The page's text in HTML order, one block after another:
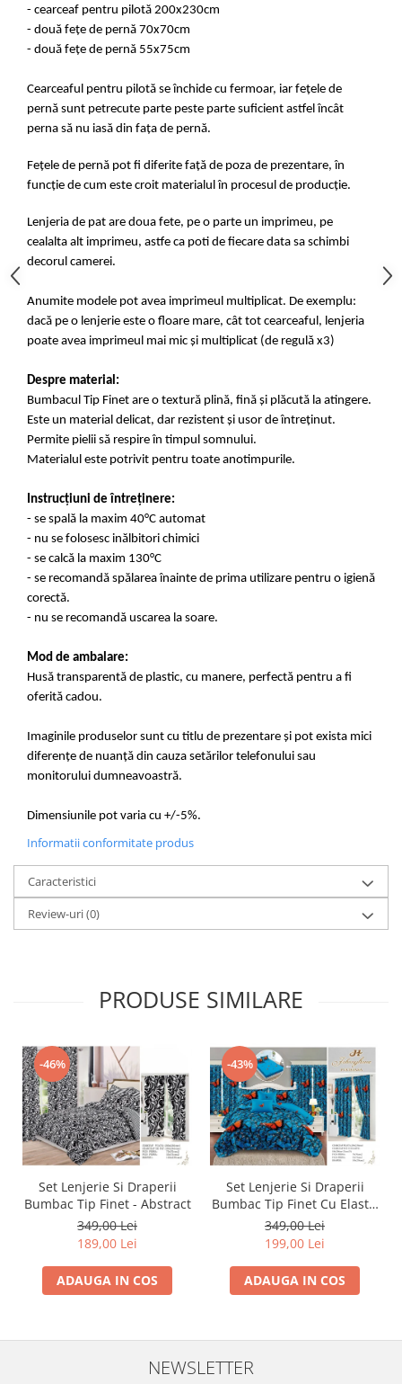
- cearceaf pentru pilotă 200x230cm
- două fețe de pernă 70x70cm
- două fețe de pernă 55x75cm
Cearceaful pentru pilotă se închide cu fermoar, iar fețele de
pernă sunt petrecute parte peste parte suficient astfel încât
perna să nu iasă din fața de pernă.
Fețele de pernă pot fi diferite față de poza de prezentare, în
funcție de cum este croit materialul în procesul de producție.
Lenjeria de pat are doua fete, pe o parte un imprimeu, pe
cealalta alt imprimeu, astfe ca poti de fiecare data sa schimbi
decorul camerei.
Anumite modele pot avea imprimeul multiplicat. De exemplu:
dacă pe o lenjerie este o floare mare, cât tot cearceaful, lenjeria
poate avea imprimeul mai mic și multiplicat (de regulă x3)
Despre material:
Bumbacul Tip Finet are o textură plină, fină și plăcută la atingere.
Este un material delicat, dar rezistent și usor de întreținut.
Permite pielii să respire în timpul somnului.
Materialul este potrivit pentru toate anotimpurile.
Instrucțiuni de întreținere:
- se spală la maxim 40°C automat
- nu se folosesc inălbitori chimici
- se calcă la maxim 130°C
- se recomandă spălarea înainte de prima utilizare pentru o igienă
corectă.
- nu se recomandă uscarea la soare.
Mod de ambalare:
Husă transparentă de plastic, cu manere, perfectă pentru a fi
oferită cadou.
Imaginile produselor sunt cu titlu de prezentare și pot exista mici
diferențe de nuanță din cauza setărilor telefonului sau
monitorului dumneavoastră.
Dimensiunile pot varia cu +/-5%.
Informatii conformitate produs
Caracteristici
Review-uri(0)
PRODUSE SIMILARE
-46%
Set Lenjerie Si Draperii
Bumbac Tip Finet - Abstract
349,00 Lei
189,00 Lei
ADAUGA IN COS
-43%
Set Lenjerie Si Draperii
Bumbac Tip Finet Cu Elastic
- Dansul Fluturilor
349,00 Lei
199,00 Lei
ADAUGA IN COS
NEWSLETTER